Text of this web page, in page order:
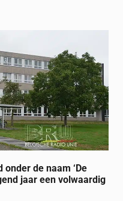
de naam ‘De
jaar een volwaardig